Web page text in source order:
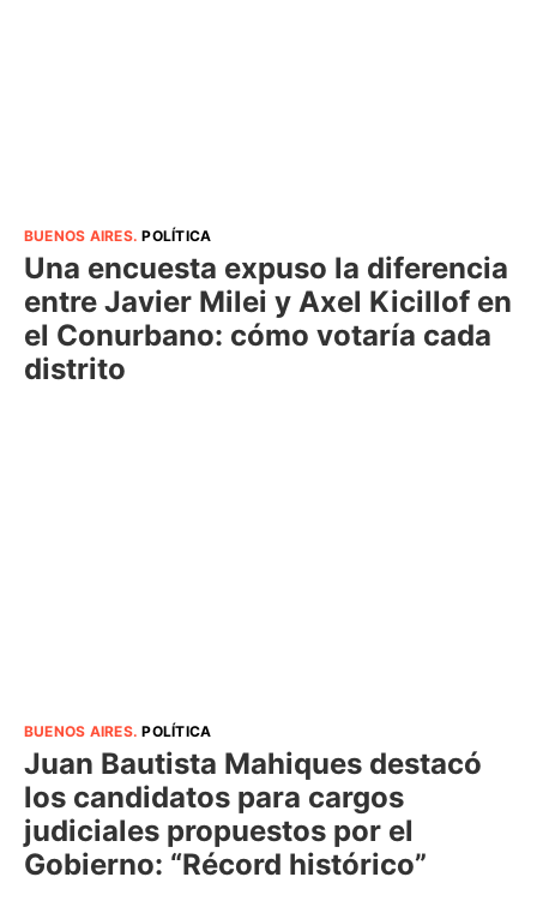
BUENOS AIRES.POLÍTICA
Una encuesta expuso la diferencia
entre Javier Milei y Axel Kicillof en
el Conurbano: cómo votaría cada
distrito
BUENOS AIRES.POLÍTICA
Juan Bautista Mahiques destacó
los candidatos para cargos
judiciales propuestos por el
Gobierno: “Récord histórico”